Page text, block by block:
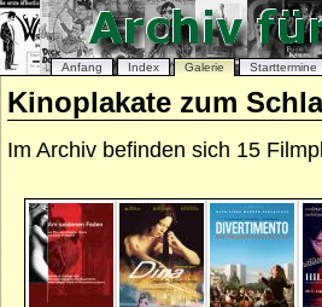
Anfang Index Galerie Starttermine
Kinoplakate zum
Im Archiv befinden sich 15